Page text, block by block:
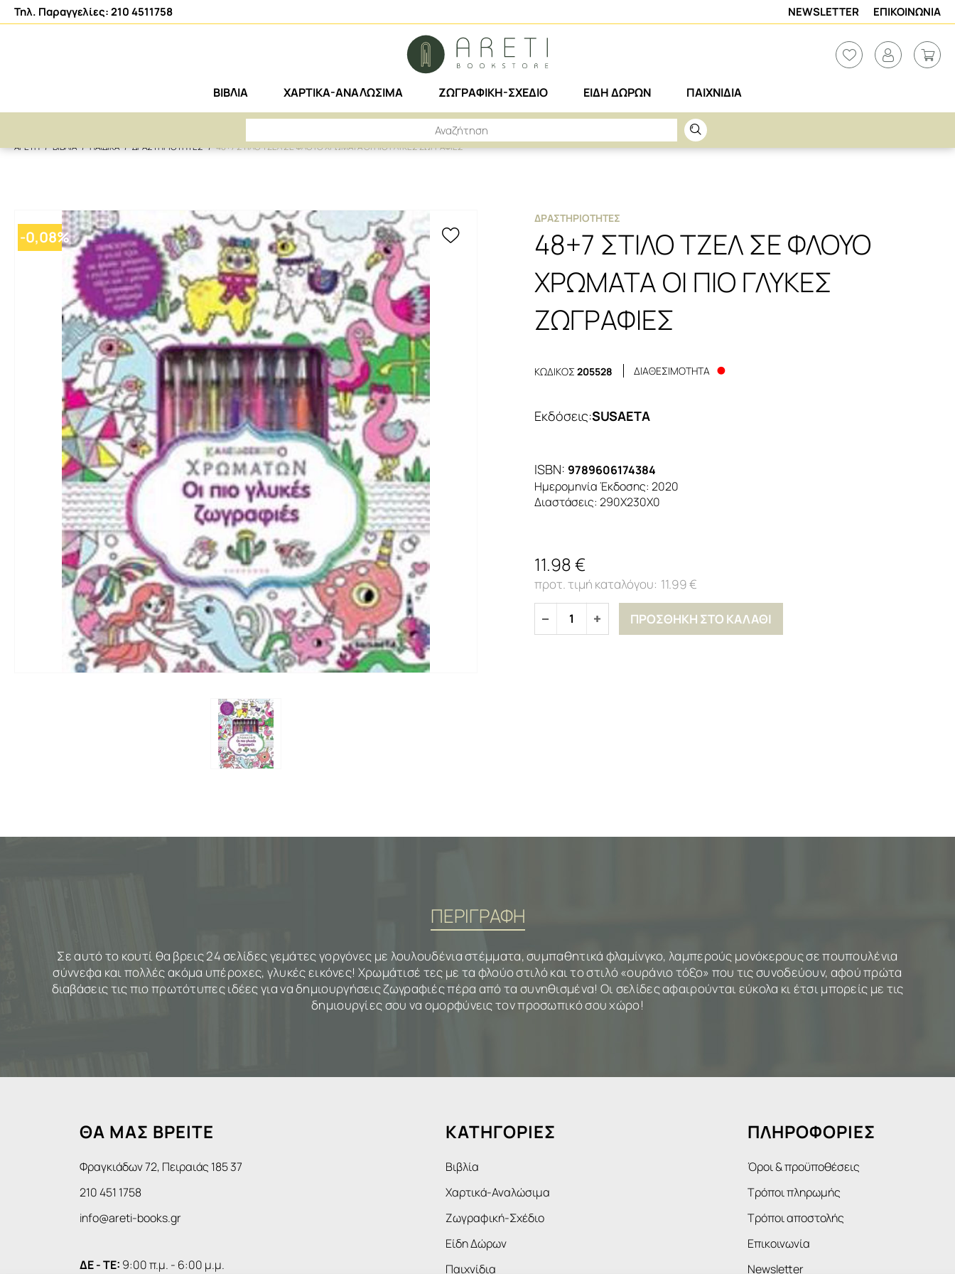
Τηλ. Παραγγελίες: 210 4511758 NEWSLETTER ΕΠΙΚΟΙΝΩΝΙΑ
ΒΙΒΛΙΑ ΧΑΡΤΙΚΑ-ΑΝΑΛΩΣΙΜΑ ΖΩΓΡΑΦΙΚΗ-ΣΧΕΔΙΟ ΕΙΔΗ ΔΩΡΩΝ ΠΑΙΧΝΙΔΙΑ
ΑΡΕΤΗ ΒΙΒΛΙΑ ΠΑΙΔΙΚΑ ΔΡΑΣΤΗΡΙΟΤΗΤΕΣ 48+7 ΣΤΙΛΟ ΤΖΕΛ ΣΕ ΦΛΟΥΟ ΧΡΩΜΑΤΑ ΟΙ ΠΙΟ ΓΛΥΚΕΣ ΖΩΓΡΑΦΙΕΣ
-0,08%
ΔΡΑΣΤΗΡΙΌΤΗΤΕΣ
48+7 ΣΤΙΛΟ ΤΖΕΛ ΣΕ ΦΛΟΥΟ
ΧΡΩΜΑΤΑ ΟΙ ΠΙΟ ΓΛΥΚΕΣ
ΖΩΓΡΑΦΙΕΣ
ΚΩΔΙΚΟΣ205528 ΔΙΑΘΕΣΙΜΟΤΗΤΑ
Εκδόσεις:SUSAETA
ISBN: 9789606174384
Ημερομηνία Έκδοσης: 2020
Διαστάσεις: 290Χ230Χ0
11.98 €
11.99 €
1 ΠΡΟΣΘΗΚΗ ΣΤΟ ΚΑΛΑΘΙ
ΠΕΡΙΓΡΑΦΗ
Σε αυτό το κουτί θα βρεις 24 σελίδες γεµάτες γοργόνες µε λουλουδένια στέµµατα, συµπαθητικά φλαµίνγκο, λαµπερούς µονόκερους σε πουπουλένια
σύννεφα και πολλές ακόµα υπέροχες, γλυκές εικόνες! Χρωµάτισέ τες µε τα φλούο στιλό και το στιλό «ουράνιο τόξο» που τις συνοδεύουν, αφού πρώτα
διαβάσεις τις πιο πρωτότυπες ιδέες για να δηµιουργήσεις ζωγραφιές πέρα από τα συνηθισµένα! Οι σελίδες αφαιρούνται εύκολα κι έτσι µπορείς µε τις
δηµιουργίες σου να οµορφύνεις τον προσωπικό σου χώρο!
ΘΑ ΜΑΣ ΒΡΕΙΤΕ
Φραγκιάδων 72, Πειραιάς 185 37
210 451 1758
info@areti-books.gr
ΔΕ - ΤΕ: 9:00 π.μ. - 6:00 μ.μ.
ΚΑΤΗΓΟΡΙΕΣ
Βιβλία
Χαρτικά-Αναλώσιμα
Ζωγραφική-Σχέδιο
Είδη Δώρων
Παιχνίδια
ΠΛΗΡΟΦΟΡΙΕΣ
Όροι & προϋποθέσεις
Τρόποι πληρωμής
Τρόποι αποστολής
Επικοινωνία
Newsletter